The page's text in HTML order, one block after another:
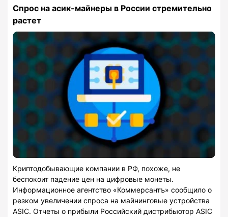
Спрос на асик-майнеры в России стремительно
растет
Криптодобывающие компании в РФ, похоже, не
беспокоит падение цен на цифровые монеты.
Информационное агентство «Коммерсантъ» сообщило о
резком увеличении спроса на майнинговые устройства
ASIC. Отчеты о прибыли Российский дистрибьютор ASIC